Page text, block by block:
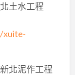
土水工程
xuite-
北泥作工程